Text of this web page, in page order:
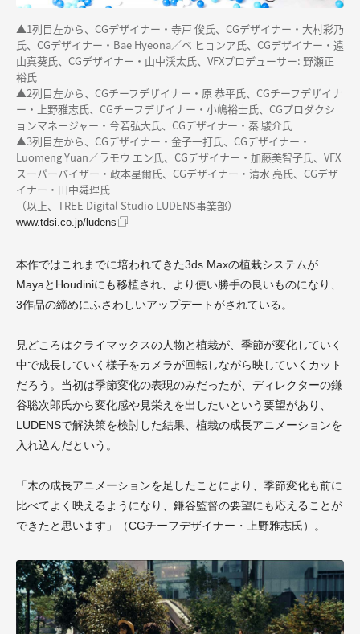
▲1列目左から、CGデザイナー・寺戸 俊氏、CGデザイナー・大村彩乃
氏、CGデザイナー・Bae Hyeona／ベ ヒョンア氏、CGデザイナー・遠
山真葵氏、CGデザイナー・山中渓太氏、VFXプロデューサー: 野瀬正
裕氏
▲2列目左から、CGチーフデザイナー・原 恭平氏、CGチーフデザイナ
ー・上野雅志氏、CGチーフデザイナー・小嶋裕士氏、CGプロダクシ
ョンマネージャー・今若弘大氏、CGデザイナー・秦 駿介氏
▲3列目左から、CGデザイナー・金子一打氏、CGデザイナー・
Luomeng Yuan／ラモウ エン氏、CGデザイナー・加藤美智子氏、VFX
スーパーバイザー・政本星爾氏、CGデザイナー・清水 亮氏、CGデザ
イナー・田中舜理氏
（以上、TREE Digital Studio LUDENS事業部）
www.tdsi.co.jp/ludens
本作ではこれまでに培われてきた3ds Maxの植栽システムが
Mayaと Houdiniにも移植され、より使い勝手の良いものになり、
3作品の締めにふさわしいアップデートがされている。
見どころはクライマックスの人物と植栽が、季節が変化していく
中で成長していく様子をカメラが回転しながら映していくカット
だろう。当初は季節変化の表現のみだったが、 ディレクターの鎌
谷聡次郎氏から変化感や見栄えを出したいという要望があり、
LUDENSで解決策を検討した結果、植栽の成長アニメーションを
入れ込んだという。
「木の成長アニメーションを足したことにより、季節変化も前に
比べてよく映えるようになり、 鎌谷監督の要望にも応えることが
できたと思います 」（CGチーフデザイナー・上野雅志氏）。